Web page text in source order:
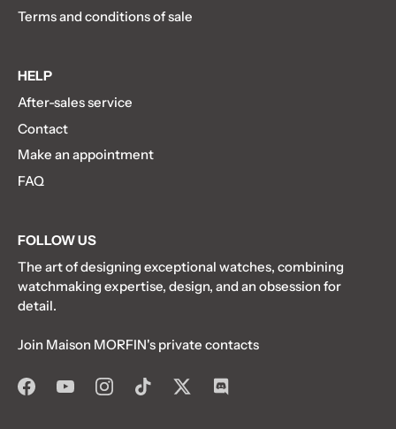
Terms and conditions of sale
HELP
After-sales service
Contact
Make an appointment
FAQ
FOLLOW US
The art of designing exceptional watches, combining
watchmaking expertise, design, and an obsession for
detail.
Join Maison MORFIN's private contacts